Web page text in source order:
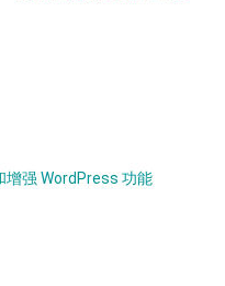
增强 WordPress 功能